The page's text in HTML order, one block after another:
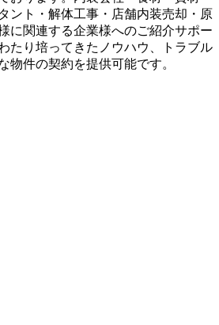
ント・解体工事・店舗内装売却・原
に関連する企業様へのご紹介サポー
たり培ってきたノウハウ、トラブル
物件の契約を提供可能です。